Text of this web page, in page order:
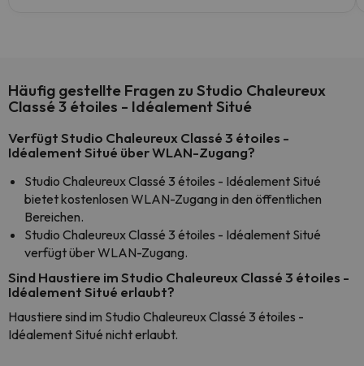
Häufig gestellte Fragen zu Studio Chaleureux
Classé 3 étoiles - Idéalement Situé
Verfügt Studio Chaleureux Classé 3 étoiles -
Idéalement Situé über WLAN-Zugang?
Studio Chaleureux Classé 3 étoiles - Idéalement Situé
bietet kostenlosen WLAN-Zugang in den öffentlichen
Bereichen.
Studio Chaleureux Classé 3 étoiles - Idéalement Situé
verfügt über WLAN-Zugang.
Sind Haustiere im Studio Chaleureux Classé 3 étoiles -
Idéalement Situé erlaubt?
Haustiere sind im Studio Chaleureux Classé 3 étoiles -
Idéalement Situé nicht erlaubt.